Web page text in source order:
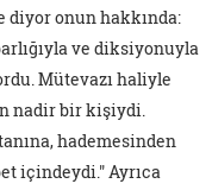
diyor onun hakkında:
ve diksiyonuyla
Mütevazı haliyle
nadir bir kişiydi.
hademesinden
içindeydi." Ayrıca